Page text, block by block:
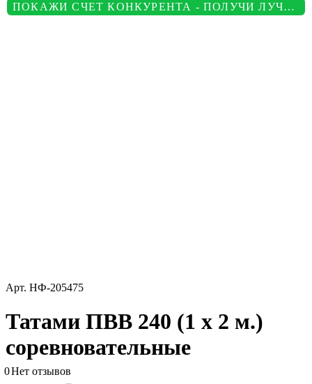
ПОКАЖИ СЧЕТ КОНКУРЕНТА - ПОЛУЧИ ЛУЧШУЮ ЦЕНУ
Арт. НФ-205475
Татами ПВВ 240 (1 х 2 м.)
соревновательные
0Нет отзывов